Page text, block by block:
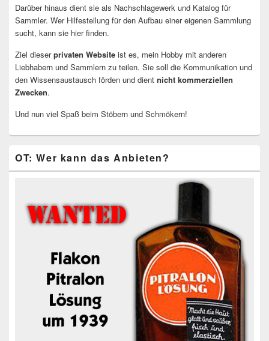
Darüber hinaus dient sie als Nachschlagewerk und Katalog für
Sammler. Wer Hilfestellung für den Aufbau einer eigenen Sammlung
sucht, kann sie hier finden.
Ziel dieserprivaten Website ist es, mein Hobby mit anderen
Liebhabern und Sammlern zu teilen. Sie soll die Kommunikation und
den Wissensaustausch förden und dient nicht kommerziellen
Zwecken.
Und nun viel Spaß beim Stöbern und Schmökern!
OT: Wer kann das Anbieten?